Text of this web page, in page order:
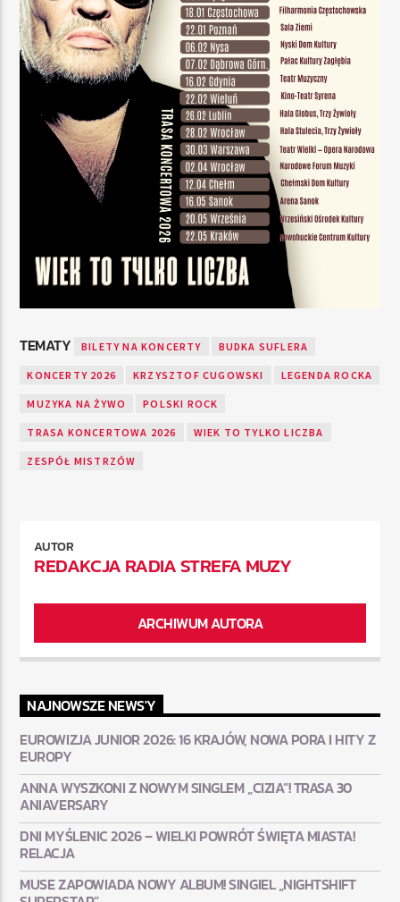
TEMATY BILETY NA KONCERTY BUDKA SUFLERA
KONCERTY 2026 KRZYSZTOF CUGOWSKI LEGENDA ROCKA
MUZYKA NA ŻYWO POLSKI ROCK
TRASA KONCERTOWA 2026 WIEK TO TYLKO LICZBA
ZESPÓŁ MISTRZÓW
AUTOR
REDAKCJA RADIA STREFA MUZY
ARCHIWUM AUTORA
NAJNOWSZE NEWS'Y
EUROWIZJA JUNIOR 2026: 16 KRAJÓW, NOWA PORA I HITY Z
EUROPY
ANNA WYSZKONI Z NOWYM SINGLEM „CIZIA”! TRASA 30
ANIAVERSARY
DNI MYŚLENIC 2026 – WIELKI POWRÓT ŚWIĘTA MIASTA!
RELACJA
MUSE ZAPOWIADA NOWY ALBUM! SINGIEL „NIGHTSHIFT